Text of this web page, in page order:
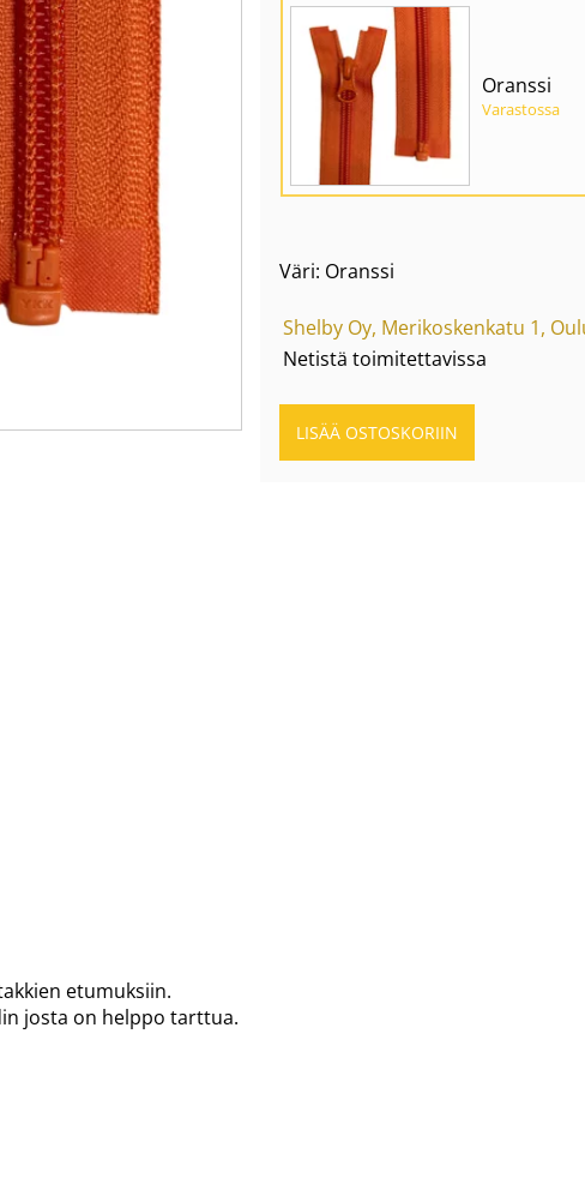
Oranssi
Varastossa
Väri: Oranssi
Shelby Oy, Merikoskenkatu 1,
Netistä toimitettavissa
etumuksiin.
josta on helppo tarttua.